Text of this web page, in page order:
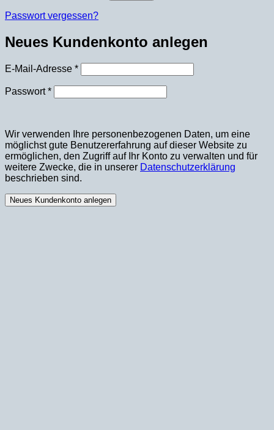
Passwort vergessen?
Neues Kundenkonto anlegen
E-Mail-Adresse *Erforderlich
Passwort*Erforderlich
Wir verwenden Ihre personenbezogenen Daten, um eine
möglichst gute Benutzererfahrung auf dieser Website zu
ermöglichen, den Zugriff auf Ihr Konto zu verwalten und für
weitere Zwecke, die in unserer Datenschutzerklärung
beschrieben sind.
Neues Kundenkonto anlegen